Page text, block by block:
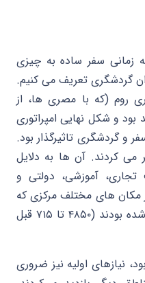
زمانی سفر ساده به چیزی
گردشگری تعریف می کنیم.
روم (که با مصری ها، از
بود و شکل نهایی امپراتوری
و گردشگری تاثیرگذار بود.
می کردند. آن ها به دلایل
آموزشی، دولتی و
مکان های مختلف مرکزی که
در اوایل پادشاهی مصر تاسیس شده بودند (۴۸۵۰ تا ۷۱۵ قبل
نیازهای اولیه نیز ضروری